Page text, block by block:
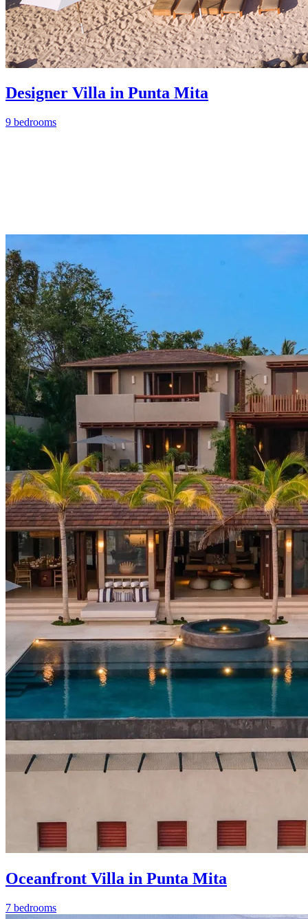
Designer Villa in Punta Mita
9 bedrooms
Oceanfront Villa in Punta Mita
7 bedrooms